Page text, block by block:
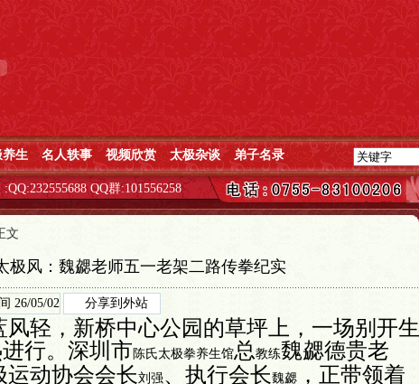
养生 名人轶事 视频欣赏 太极杂谈 弟子名录
:QQ:232555688 QQ群:101556258
文
极风：魏勰老师五一老架二路传拳纪实
26/05/02 分享到外站
轻，新桥中心公园的草坪上，一场别开生
行。深圳市 陈氏太极拳养生馆总教练魏勰德贵老
运动协会会长刘强 、执行会长魏勰
，正带领着